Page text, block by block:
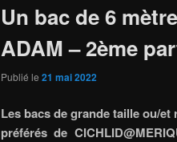
Un bac de 6
ADAM – 2ème
Publié le 21 mai 2022
Les bacs de grande taille ou/
préférés de